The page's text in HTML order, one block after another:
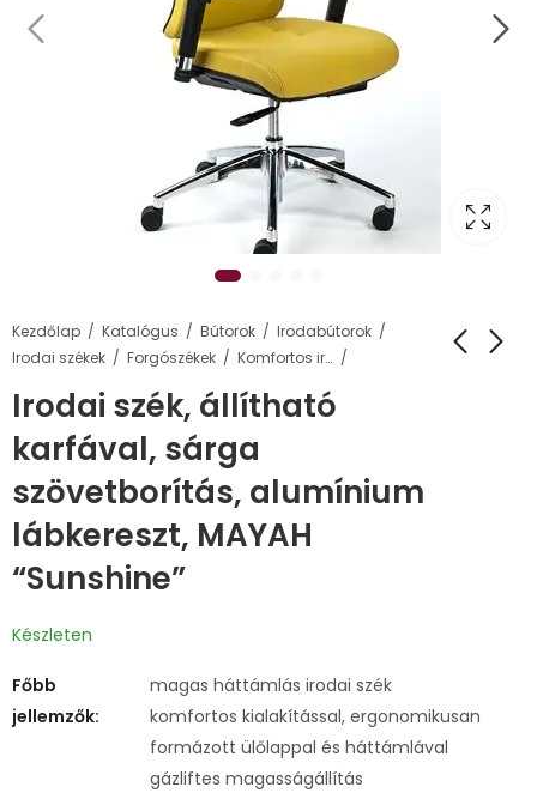
Kezdőlap Katalógus Bútorok
Irodabútorok
Irodai székek
Forgószékek Komfortos irodai székek
Irodai szék, állítható
karfával, sárga
szövetborítás, alumínium
lábkereszt, MAYAH
“Sunshine”
Készleten
Főbb
jellemzők:
magas háttámlás irodai szék
komfortos kialakítással, ergonomikusan
formázott ülőlappal és háttámlával
gázliftes magasságállítás